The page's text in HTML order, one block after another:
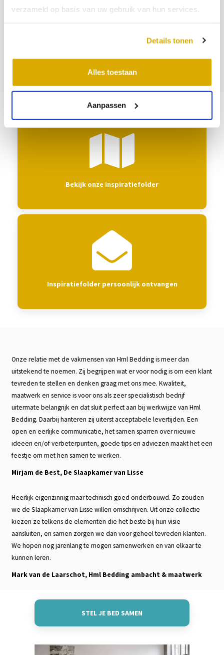
verzameld op basis van uw gebruik van hun services.
Details tonen
Alles toestaan
Aanpassen
10
11 12 13 14 15
16
Bekijk onze inspiratiefolder
Inspiratiefolder persoonlijk ontvangen
Onze relatie met de vakmensen van Hml Bedding is meer dan
uitstekend te noemen. Zij begrijpen wat er voor nodig is om een klant
tevreden te stellen en denken graag met ons mee. Kwaliteit,
maatwerk en service is voor ons als zeer specialistisch bedrijf
uitermate belangrijk en dat sluit perfect aan bij werkwijze van Hml
Bedding. Daarbij hanteren zij uiterst acceptabele levertijden. Een
open en eerlijke communicatie, het samen sparren over nieuwe
ideeën en/of verbeterpunten, goede tips en adviezen maakt het een
feestje om met hen samen te werken.
Mirjam de Best, De Slaapkamer van Lisse
Heerlijk eigenzinnig maar technisch goed onderbouwd. Zo zouden
we de Slaapkamer van Lisse willen omschrijven. Uit onze collectie
kiezen ze telkens de elementen die het beste bij hun visie
aansluiten, en samen zorgen we dan voor geheel tevreden klanten.
We hopen nog jarenlang te mogen samenwerken en van elkaar te
kunnen leren.
Mark van de Laarschot, Hml Bedding ambacht & maatwerk
STEL JE BED SAMEN